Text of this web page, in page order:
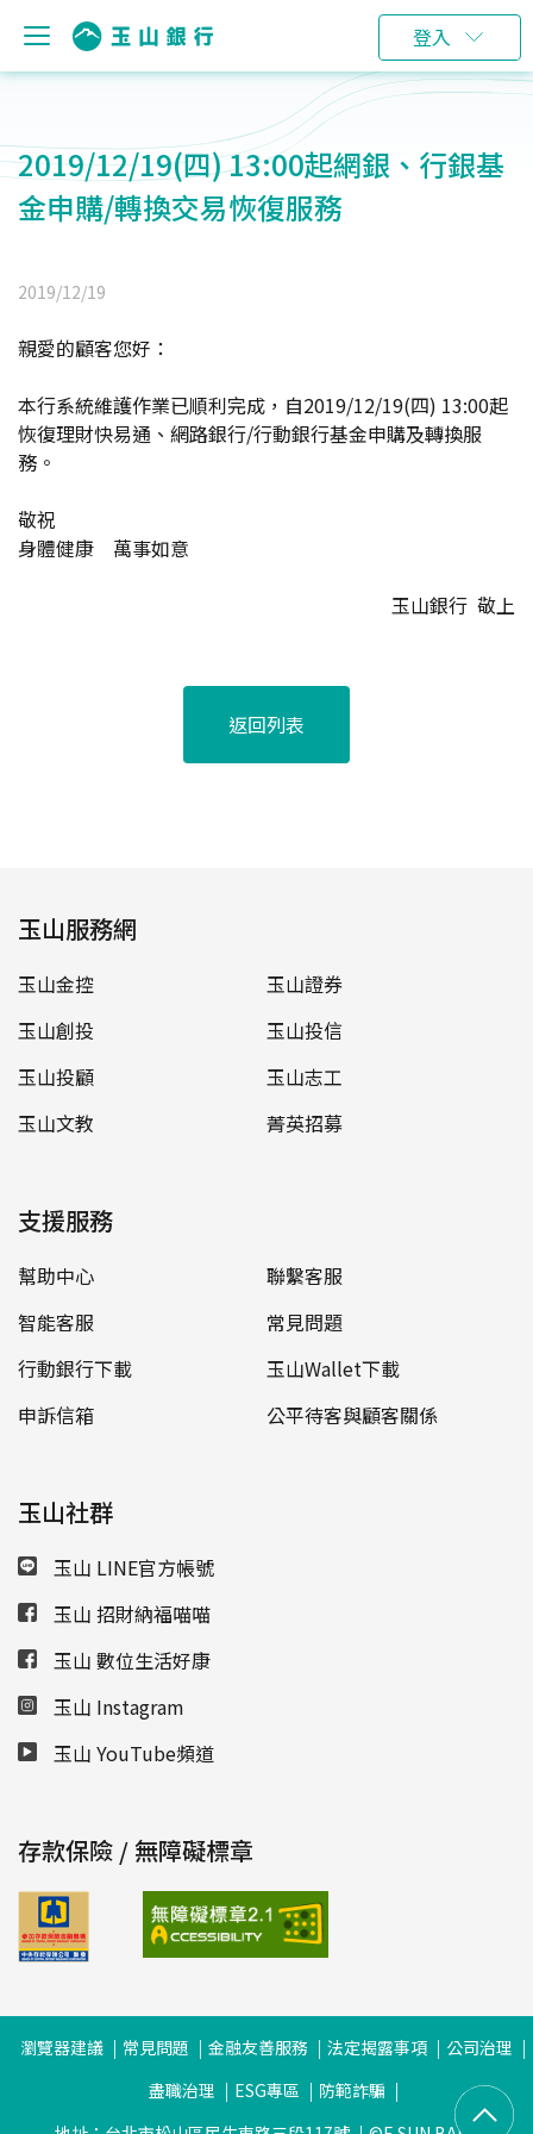
登入
2019/12/19(四) 13:00起網銀、行銀基
金申購/轉換交易恢復服務
2019/12/19
親愛的顧客您好：
本行系統維護作業已順利完成，自2019/12/19(四) 13:00起
恢復理財快易通、網路銀行/行動銀行基金申購及轉換服
務。
敬祝
身體健康 萬事如意
玉山銀行 敬上
返回列表
玉山服務網
玉山金控
玉山證券
玉山創投
玉山投信
玉山投顧
玉山志工
玉山文教
菁英招募
支援服務
幫助中心
聯繫客服
智能客服
常見問題
行動銀行下載
玉山Wallet下載
申訴信箱
公平待客與顧客關係
玉山社群
玉山 LINE官方帳號
玉山 招財納福喵喵
玉山 數位生活好康
玉山 Instagram
玉山 YouTube頻道
存款保險 / 無障礙標章
瀏覽器建議 常見問題 金融友善服務 法定揭露事項
公司治理
盡職治理
ESG專區
防範詐騙